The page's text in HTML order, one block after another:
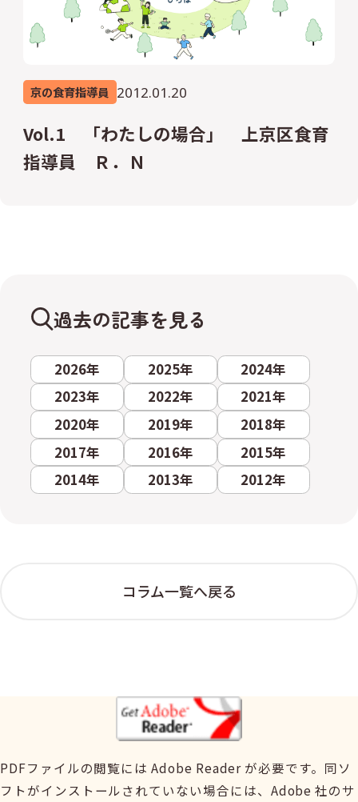
京の食育指導員 2012.01.20
Vol.1 「わたしの場合」 上京区食育
指導員 Ｒ．Ｎ
過去の記事を見る
2026年 2025年
2024年
2023年
2022年
2021年
2020年
2019年
2018年
2017年
2016年
2015年
2014年
2013年 2012年
コラム一覧へ戻る
PDFファイルの閲覧には Adobe Reader が必要です。同ソ
フトがインストールされていない場合には、Adobe 社のサ